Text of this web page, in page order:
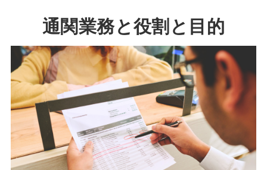
通関業務と役割と目的